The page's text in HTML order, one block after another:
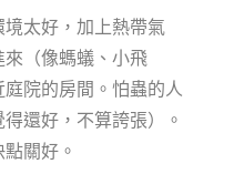
境太好，加上熱帶氣
（像螞蟻、小飛
院的房間。怕蟲的人
還好，不算誇張）。
關好。